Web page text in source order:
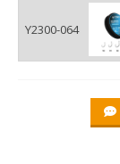
Y2300-064